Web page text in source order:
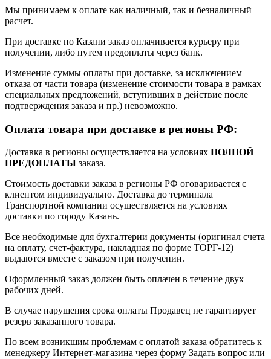
Мы принимаем к оплате как наличный, так и безналичный
расчет.
При доставке по Казани заказ оплачивается курьеру при
получении, либо путем предоплаты через банк.
Изменение суммы оплаты при доставке, за исключением
отказа от части товара (изменение стоимости товара в рамках
специальных предложений, вступивших в действие после
подтверждения заказа и пр.) невозможно.
Оплата товара при доставке в регионы РФ:
Доставка в регионы осуществляется на условиях ПОЛНОЙ
ПРЕДОПЛАТЫ заказа.
Стоимость доставки заказа в регионы РФ оговаривается с
клиентом индивидуально. Доставка до терминала
Транспортной компании осуществляется на условиях
доставки по городу Казань.
Все необходимые для бухгалтерии документы (оригинал счета
на оплату, счет-фактура, накладная по форме ТОРГ-12)
выдаются вместе с заказом при получении.
Оформленный заказ должен быть оплачен в течение двух
рабочих дней.
В случае нарушения срока оплаты Продавец не гарантирует
резерв заказанного товара.
По всем возникшим проблемам с оплатой заказа обратитесь к
менеджеру Интернет-магазина через форму Задать вопрос или